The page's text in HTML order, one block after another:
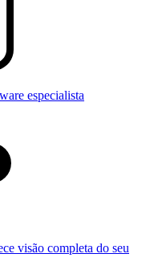
especialista
visão completa do seu